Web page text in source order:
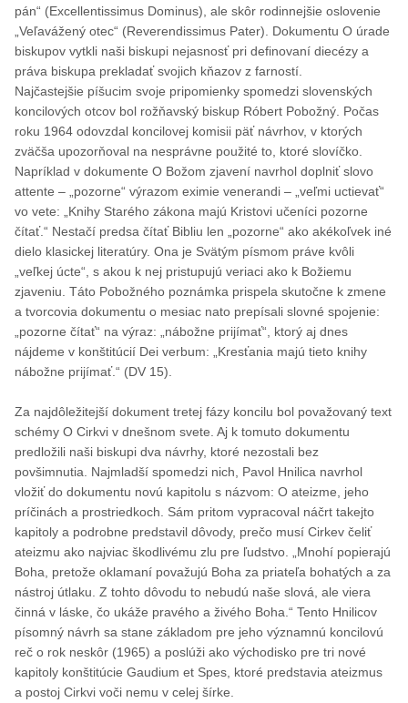
pán“ (Excellentissimus Dominus), ale skôr rodinnejšie oslovenie
„Veľavážený otec“ (Reverendissimus Pater). Dokumentu O úrade
biskupov vytkli naši biskupi nejasnosť pri definovaní diecézy a
práva biskupa prekladať svojich kňazov z farností.
Najčastejšie píšucim svoje pripomienky spomedzi slovenských
koncilových otcov bol rožňavský biskup Róbert Pobožný. Počas
roku 1964 odovzdal koncilovej komisii päť návrhov, v ktorých
zväčša upozorňoval na nesprávne použité to, ktoré slovíčko.
Napríklad v dokumente O Božom zjavení navrhol doplniť slovo
attente – „pozorne“ výrazom eximie venerandi – „veľmi uctievať“
vo vete: „Knihy Starého zákona majú Kristovi učeníci pozorne
čítať.“ Nestačí predsa čítať Bibliu len „pozorne“ ako akékoľvek iné
dielo klasickej literatúry. Ona je Svätým písmom práve kvôli
„veľkej úcte“, s akou k nej pristupujú veriaci ako k Božiemu
zjaveniu. Táto Pobožného poznámka prispela skutočne k zmene
a tvorcovia dokumentu o mesiac nato prepísali slovné spojenie:
„pozorne čítať“ na výraz: „nábožne prijímať“, ktorý aj dnes
nájdeme v konštitúcií Dei verbum: „Kresťania majú tieto knihy
nábožne prijímať.“ (DV 15).
Za najdôležitejší dokument tretej fázy koncilu bol považovaný text
schémy O Cirkvi v dnešnom svete. Aj k tomuto dokumentu
predložili naši biskupi dva návrhy, ktoré nezostali bez
povšimnutia. Najmladší spomedzi nich, Pavol Hnilica navrhol
vložiť do dokumentu novú kapitolu s názvom: O ateizme, jeho
príčinách a prostriedkoch. Sám pritom vypracoval náčrt takejto
kapitoly a podrobne predstavil dôvody, prečo musí Cirkev čeliť
ateizmu ako najviac škodlivému zlu pre ľudstvo. „Mnohí popierajú
Boha, pretože oklamaní považujú Boha za priateľa bohatých a za
nástroj útlaku. Z tohto dôvodu to nebudú naše slová, ale viera
činná v láske, čo ukáže pravého a živého Boha.“ Tento Hnilicov
písomný návrh sa stane základom pre jeho významnú koncilovú
reč o rok neskôr (1965) a poslúži ako východisko pre tri nové
kapitoly konštitúcie Gaudium et Spes, ktoré predstavia ateizmus
a postoj Cirkvi voči nemu v celej šírke.